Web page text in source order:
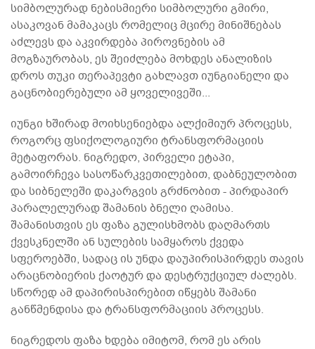
სიმბოლურად ნებისმიერი სიმბოლური გმირი,
ასაკოვან მამაკაცს რომელიც მცირე მინიშნებას
აძლევს და აკვირდება პიროვნების ამ
მოგზაურობას, ეს შეიძლება მოხდეს ანალიზის
დროს თუკი თერაპევტი გახლავთ იუნგიანელი და
გაცნობიერებული ამ ყოველივეში...
იუნგი ხშირად მოიხსენიებდა ალქიმიურ პროცესს,
როგორც ფსიქოლოგიური ტრანსფორმაციის
მეტაფორას. ნიგრედო, პირველი ეტაპი,
გამოირჩევა სასოწარკვეთილებით, დაბნეულობით
და სიბნელეში დაკარგვის გრძნობით - პირდაპირ
პარალელურად შამანის ბნელი ღამისა.
შამანისთვის ეს ფაზა გულისხმობს დაღმართს
ქვესკნელში ან სულების სამყაროს ქვედა
სფეროებში, სადაც ის უნდა დაუპირისპირდეს თავის
არაცნობიერის ქაოტურ და დესტრუქციულ ძალებს.
სწორედ ამ დაპირისპირებით იწყებს შამანი
განწმენდისა და ტრანსფორმაციის პროცესს.
ნიგრედოს ფაზა ხდება იმიტომ, რომ ეს არის